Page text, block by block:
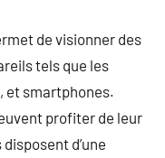
de visionner des
tels que les
et smartphones.
profiter de leur
d’une